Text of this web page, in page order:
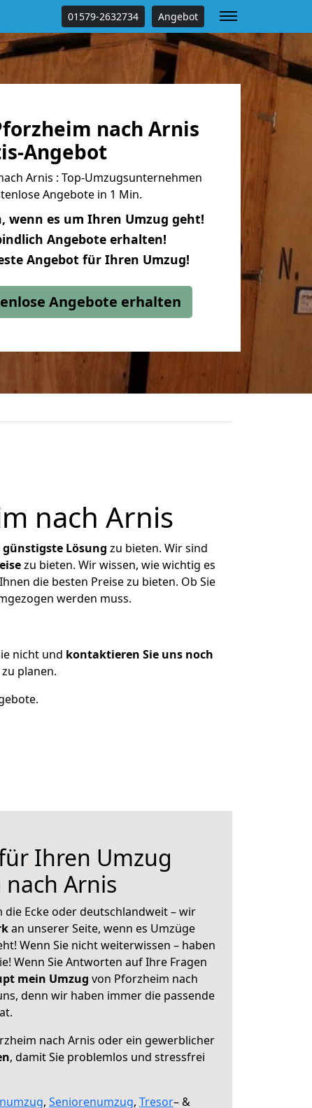
01579-2632734 Angebot
nach Arnis
Angebot
Arnis : Top-Umzugsunternehmen
Angebote in 1 Min.
wenn es um Ihren Umzug geht!
Angebote erhalten!
Angebot für Ihren Umzug!
Angebote erhalten
nach Arnis
günstigste Lösung zu bieten. Wir sind
zu bieten. Wir wissen, wie wichtig es
die besten Preise zu bieten. Ob Sie
werden muss.
nicht und kontaktieren Sie uns noch
planen.
Ihren Umzug
Arnis
die Ecke oder deutschlandweit – wir
an unserer Seite, wenn es Umzüge
Wenn Sie nicht weiterwissen – haben
Wenn Sie Antworten auf Ihre Fragen
mein Umzug von Pforzheim nach
denn wir haben immer die passende
nach Arnis oder ein gewerblicher
, damit Sie problemlos und stressfrei
, Seniorenumzug, Tresor– &